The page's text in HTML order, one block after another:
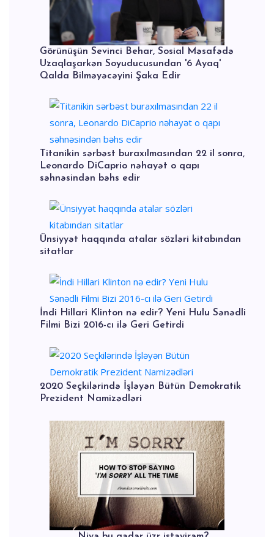
Görünüşün Sevinci Behar, Sosial Məsafədə
Uzaqlaşarkən Soyuducusundan '6 Ayaq'
Qalda Bilməyəcəyini Şaka Edir
Titanikin sərbəst buraxılmasından 22 il sonra,
Leonardo DiCaprio nəhayət o qapı
səhnəsindən bəhs edir
Ünsiyyət haqqında atalar sözləri kitabından
sitatlar
İndi Hillari Klinton nə edir? Yeni Hulu Sənədli
Filmi Bizi 2016-cı ilə Geri Getirdi
2020 Seçkilərində İşləyən Bütün Demokratik
Prezident Namizədləri